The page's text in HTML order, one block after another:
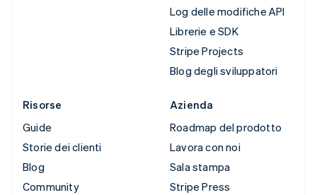
Log delle modifiche API
Librerie e SDK
Stripe Projects
Blog degli sviluppatori
Risorse
Guide
Storie dei clienti
Blog
Community
Azienda
Roadmap del prodotto
Lavora con noi
Sala stampa
Stripe Press